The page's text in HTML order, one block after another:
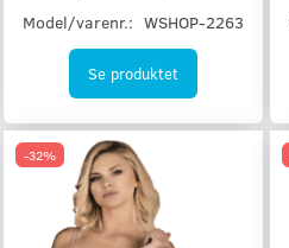
Model/varenr.: WSHOP-2263
Se produktet
-32%